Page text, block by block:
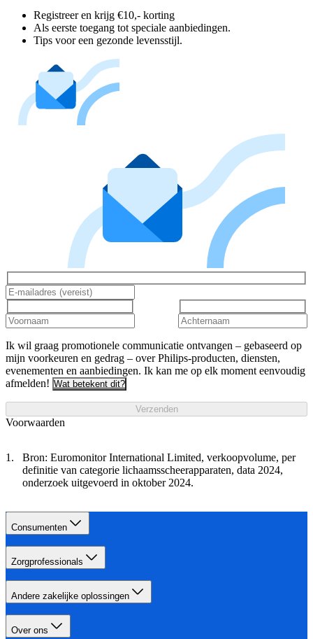
Registreer en krijg €10,- korting
Als eerste toegang tot speciale aanbiedingen.
Tips voor een gezonde levensstijl.
Ik wil graag promotionele communicatie ontvangen – gebaseerd op
mijn voorkeuren en gedrag – over Philips-producten, diensten,
evenementen en aanbiedingen. Ik kan me op elk moment eenvoudig
afmelden! Wat betekent dit?
Verzenden
Voorwaarden
Bron: Euromonitor International Limited, verkoopvolume, per
definitie van categorie lichaamsscheerapparaten, data 2024,
onderzoek uitgevoerd in oktober 2024.
Consumenten
Zorgprofessionals
Andere zakelijke oplossingen
Over ons